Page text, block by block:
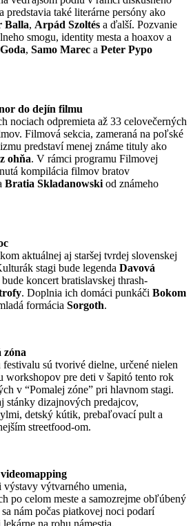
predstavia také literárne persóny ako
Balla, Arpád Szoltés a ďalší. Pozvanie
smogu, identity mesta a hoaxov a
, Samo Marec a Peter Pypo
do dejín filmu
nociach odpremieta až 33 celovečerných
Filmová sekcia, zameraná na poľské
predstaví menej známe tituly ako
ohňa. V rámci programu Filmovej
kompilácia filmov bratov
Bratia Skladanowski od známeho
aktuálnej aj staršej tvrdej slovenskej
stagi bude legenda Davová
koncert bratislavskej thrash-
. Doplnia ich domáci punkáči Bokom
formácia Sorgoth.
zóna
sú tvorivé dielne, určené nielen
workshopov pre deti v šapitó tento rok
v “Pomalej zóne” pri hlavnom stagi.
stánky dizajnových predajcov,
detský kútik, prebaľovací pult a
streetfood-om.
výtvarného umenia,
po celom meste a samozrejme obľúbený
nám počas piatkovej noci podarí
na rohu námestia.